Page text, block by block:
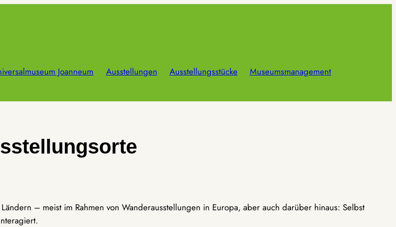
Joanneum Ausstellungen Ausstellungsstücke
Museumsmanagement
– meist im Rahmen von Wanderausstellungen in Europa, aber auch darüber hinaus: Selbst